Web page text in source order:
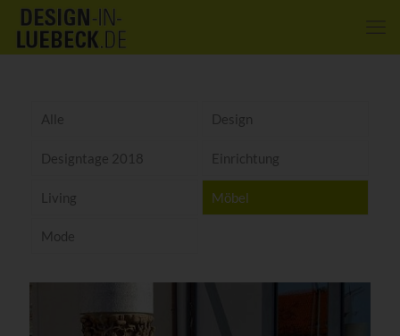
Alle Design
Designtage 2018 Einrichtung
Living Möbel
Mode